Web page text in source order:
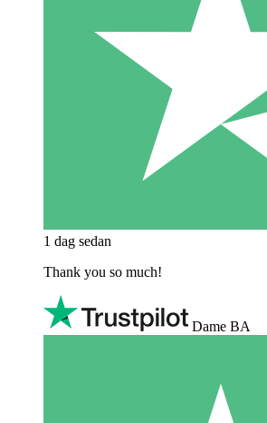
1 dag sedan
Thank you so much!
Dame BA